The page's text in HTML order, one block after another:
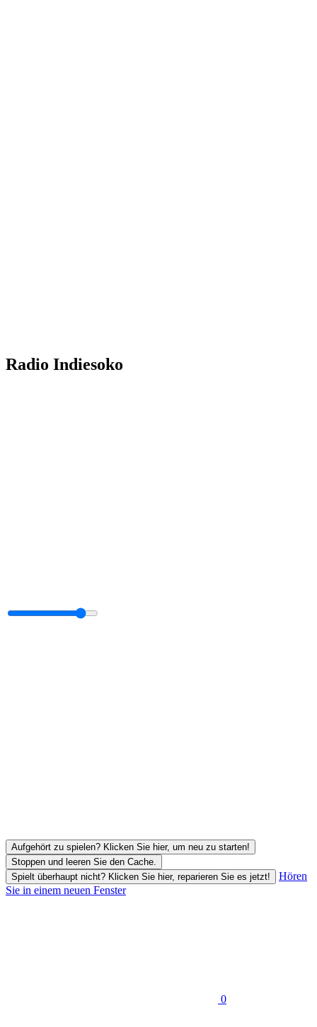
Radio Indiesoko
Aufgehört zu spielen? Klicken Sie hier, um neu zu starten!
Stoppen und leeren Sie den Cache.
Spielt überhaupt nicht? Klicken Sie hier, reparieren Sie es jetzt!
Hören
Sie in einem neuen Fenster
0